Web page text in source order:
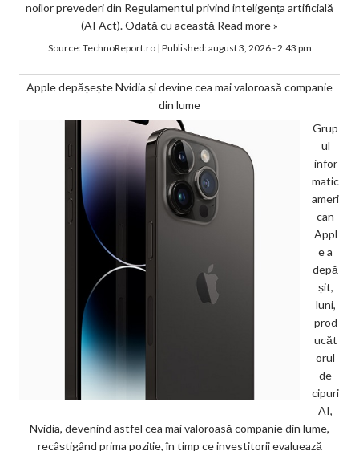
noilor prevederi din Regulamentul privind inteligența artificială
(AI Act). Odată cu această Read more »
Source:TechnoReport.ro| Published:august 3, 2026 - 2:43 pm
Apple depășește Nvidia și devine cea mai valoroasă companie
din lume
Grup
ul
infor
matic
ameri
can
Appl
e a
depă
șit,
luni,
prod
ucăt
orul
de
cipuri
AI,
Nvidia, devenind astfel cea mai valoroasă companie din lume,
recâștigând prima poziție, în timp ce investitorii evaluează